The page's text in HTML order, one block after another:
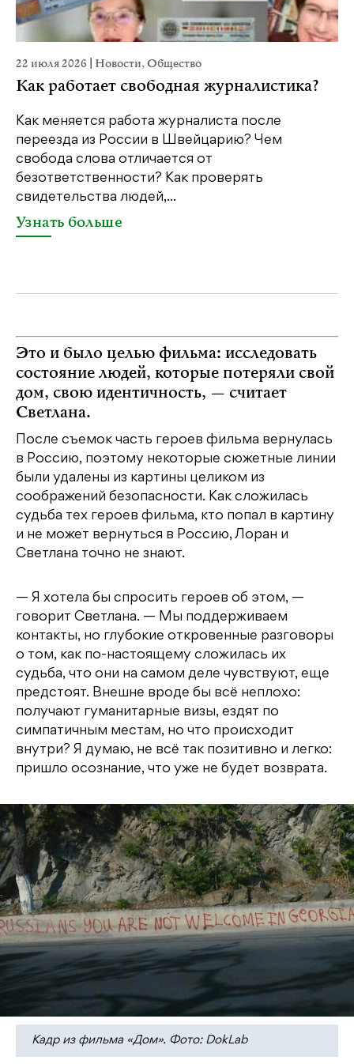
22 июля 2026 Новости,Общество
Как работает свободная журналистика?
Как меняется работа журналиста после
переезда из России в Швейцарию? Чем
свобода слова отличается от
безответственности? Как проверять
свидетельства людей,...
Узнать больше
Это и было целью фильма: исследовать
состояние людей, которые потеряли свой
дом, свою идентичность, — считает
Светлана.
После съемок часть героев фильма вернулась
в Россию, поэтому некоторые сюжетные линии
были удалены из картины целиком из
соображений безопасности. Как сложилась
судьба тех героев фильма, кто попал в картину
и не может вернуться в Россию, Лоран и
Светлана точно не знают.
— Я хотела бы спросить героев об этом, —
говорит Светлана. — Мы поддерживаем
контакты, но глубокие откровенные разговоры
о том, как по-настоящему сложилась их
судьба, что они на самом деле чувствуют, еще
предстоят. Внешне вроде бы всё неплохо:
получают гуманитарные визы, ездят по
симпатичным местам, но что происходит
внутри? Я думаю, не всё так позитивно и легко:
пришло осознание, что уже не будет возврата.
Кадр из фильма «Дом». Фото: DokLab